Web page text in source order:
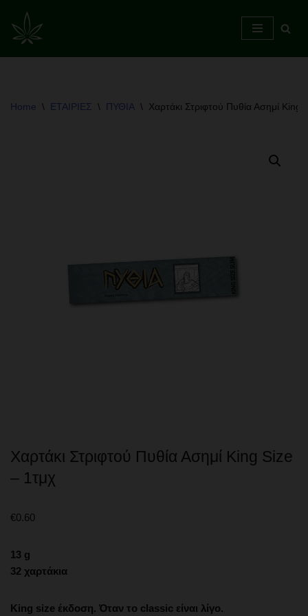
Skip
Home \ ΕΤΑΙΡΙΕΣ \ ΠΥΘΙΑ \ Χαρτάκι Στριφτού Πυθία Ασημί King
Χαρτάκι Στριφτού Πυθία Ασημί King Size
– 1τμχ
€0.60
13 g
32 χαρτάκια
King size έκδοση. Όταν το classic είναι λίγο.